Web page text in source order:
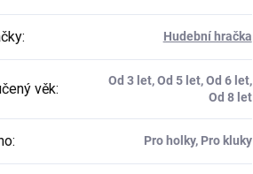
: Hudební hračka
věk:
Od 3 let, Od 5 let, Od 6 let,
Od 8 let
: Pro holky, Pro kluky